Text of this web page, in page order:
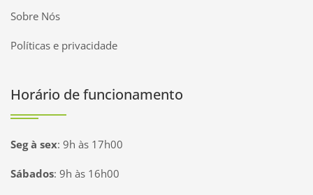
Sobre Nós
Políticas e privacidade
Horário de funcionamento
Seg à sex: 9h às 17h00
Sábados: 9h às 16h00